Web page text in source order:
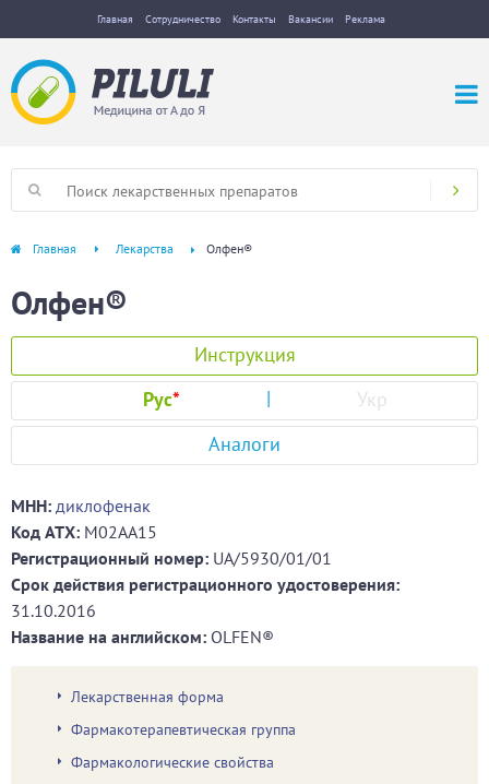
Главная Сотрудничество Контакты Вакансии Реклама
Главная Лекарства Олфен®
Олфен®
Инструкция
Рус*
Укр
Аналоги
МНН: диклофенак
Код ATХ: M02AA15
Регистрационный номер: UA/5930/01/01
Срок действия регистрационного удостоверения:
31.10.2016
Название на английском: OLFEN®
Лекарственная форма
Фармакотерапевтическая группа
Фармакологические свойства